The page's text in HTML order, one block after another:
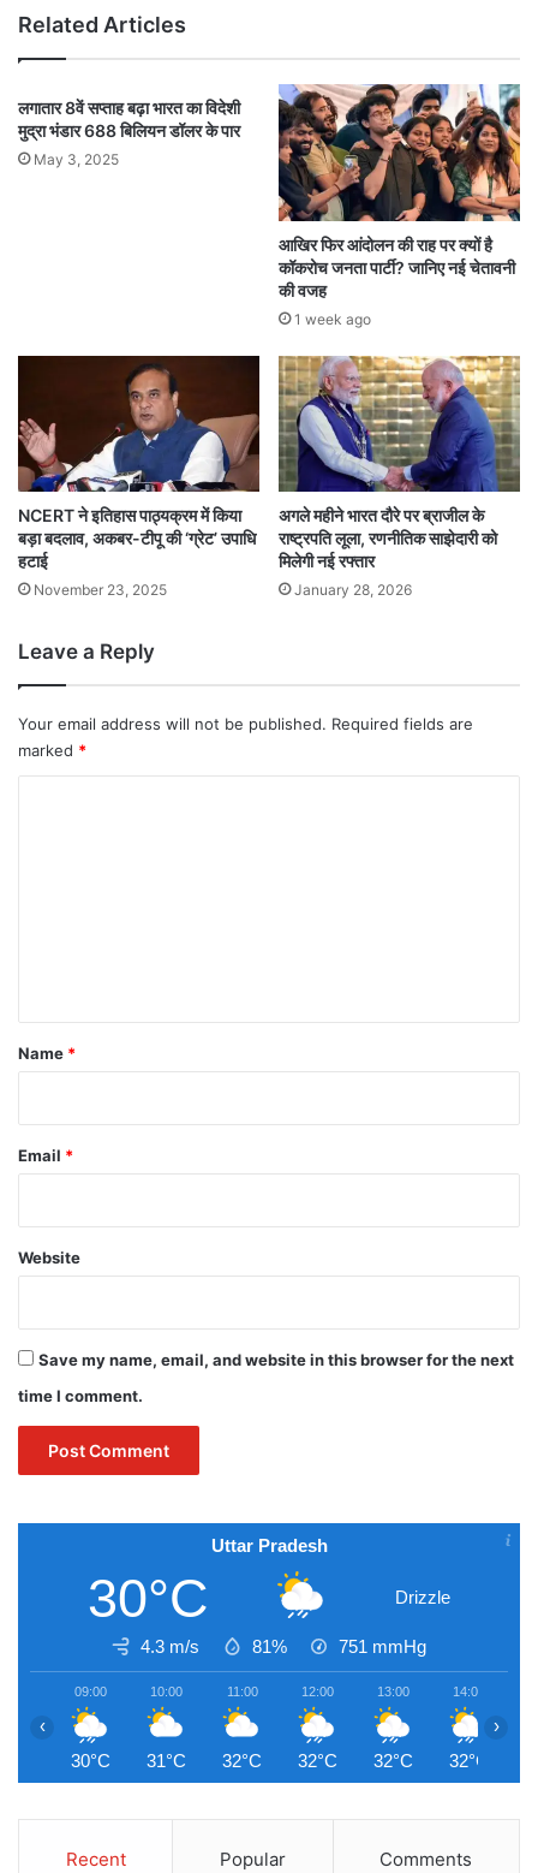
Related Articles
लगातार 8वें सप्ताह बढ़ा भारत का विदेशी
मुद्रा भंडार 688 बिलियन डॉलर के पार
May 3, 2025
आखिर फिर आंदोलन की राह पर क्यों है
कॉकरोच जनता पार्टी? जानिए नई चेतावनी
की वजह
1 week ago
NCERT ने इतिहास पाठ्यक्रम में किया
बड़ा बदलाव, अकबर-टीपू की ‘ग्रेट’ उपाधि
हटाई
November 23, 2025
अगले महीने भारत दौरे पर ब्राजील के
राष्ट्रपति लूला, रणनीतिक साझेदारी को
मिलेगी नई रफ्तार
January 28, 2026
Leave a Reply
Your email address will not be published. Required fields are
marked *
*
Name *
Email *
Website
Save my name, email, and website in this browser for the next
time I comment.
Uttar Pradesh
30°C Drizzle
4.3 m/s 81% 751 mmHg
09:00
30°C
10:00
31°C
11:00
32°C
12:00
32°C
13:00
32°C
14:00
32°C
‹ ›
Recent Popular Comments